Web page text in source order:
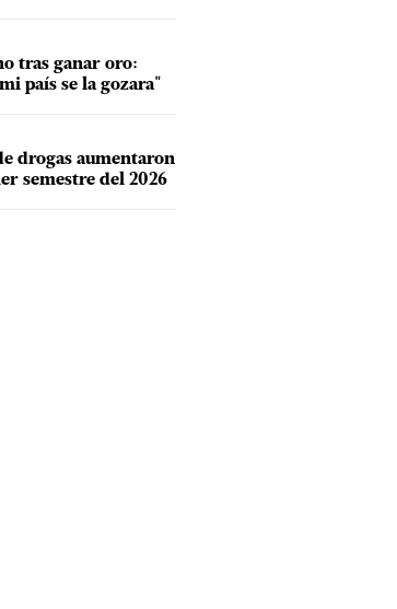
tras ganar oro:
país se la gozara"
drogas aumentaron
semestre del 2026